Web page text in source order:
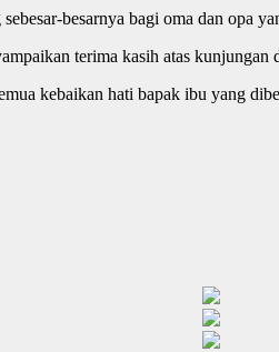
besarnya bagi oma dan opa
terima kasih atas
kebaikan hati bapak ibu yang